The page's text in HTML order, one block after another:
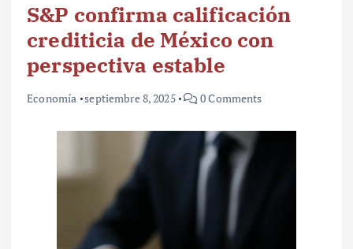
S&P confirma calificación
crediticia de México con
perspectiva estable
Economía septiembre 8, 2025 0 Comments